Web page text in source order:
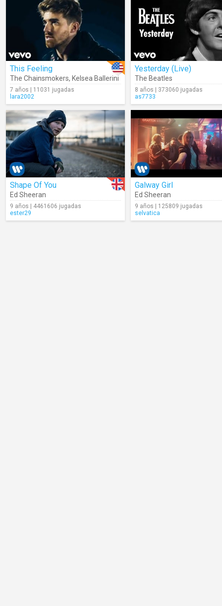
This Feeling
The Chainsmokers, Kelsea Ballerini
7 años | 11031 jugadas
lara2002
Yesterday (Live)
The Beatles
8 años | 373060 jugadas
as7733
Shape Of You
Ed Sheeran
9 años | 4461606 jugadas
ester29
Galway Girl
Ed Sheeran
9 años | 125809 jugadas
selvatica